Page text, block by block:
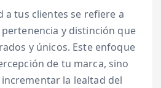
a tus clientes se refiere a
y distinción que
y únicos. Este enfoque
de tu marca, sino
la lealtad del